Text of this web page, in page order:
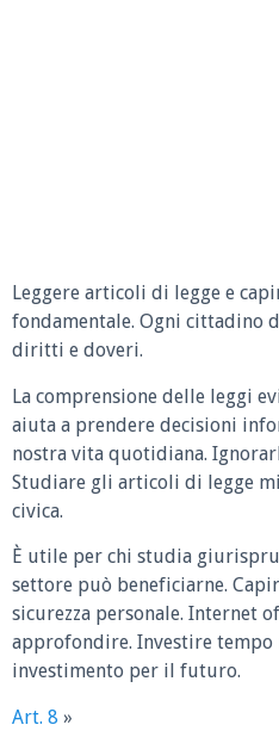
Leggere articoli di legge e
fondamentale. Ogni cittadino
diritti e doveri.
La comprensione delle leggi
aiuta a prendere decisioni
nostra vita quotidiana.
Studiare gli articoli di legge
civica.
È utile per chi studia
settore può beneficiarne.
sicurezza personale. Internet
approfondire. Investire
investimento per il futuro.
Art. 8 »